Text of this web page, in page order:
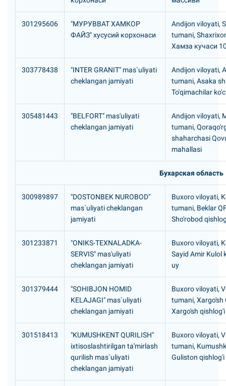
301295606
"МУРУВВАТ ХАМКОР
ФАЙЗ" хусусий корхонаси
Andijon viloyati,
tumani,
Хамза кучаси
303778438
"INTER GRANIT" mas`uliyati
cheklangan jamiyati
Andijon viloyati,
tumani, Asaka
To'qimachilar
305481443
"BELFORT" mas'uliyati
cheklangan jamiyati
Andijon viloyati,
tumani,
shaharchasi
mahallasi
Бухарская область
300989897
"DOSTONBEK NUROBOD"
mas`uliyati cheklangan
jamiyati
Buxoro viloyati,
tumani, Beklar
Sho'robod
301233871
"ONIKS-TEXNALADKA-
SERVIS" mas'uliyati
cheklangan jamiyati
Buxoro viloyati,
Sayid Amir Kulol
uy
301379444
"SOHIBJON HOMID
KELAJAGI" mas`uliyati
cheklangan jamiyati
Buxoro viloyati,
tumani, Xargo'sh
Xargo'sh qishlog'i
301518413
"KUMUSHKENT QURILISH"
ixtisoslashtirilgan ta'mirlash
qurilish mas`uliyati
cheklangan jamiyati
Buxoro viloyati,
tumani,
Guliston qishlog'i